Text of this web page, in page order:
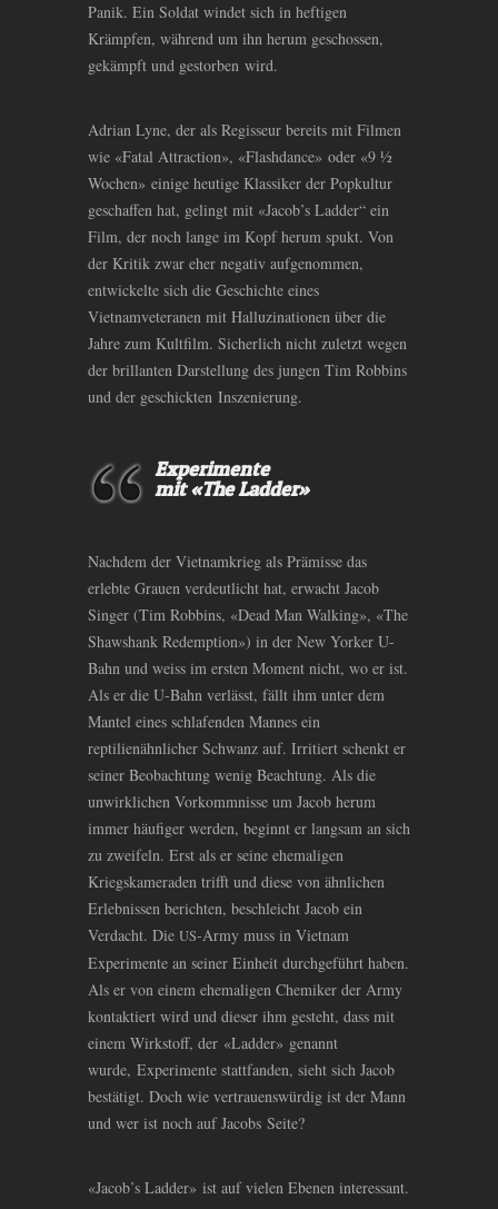
Panik. Ein Soldat windet sich in heftigen
Krämpfen, während um ihn herum geschossen,
gekämpft und gestorben wird.
Adrian Lyne, der als Regisseur bereits mit Filmen
wie «Fatal Attraction», «Flashdance» oder «9 ½
Wochen» einige heutige Klassiker der Popkultur
geschaffen hat, gelingt mit «Jacob’s Ladder“ ein
Film, der noch lange im Kopf herum spukt. Von
der Kritik zwar eher negativ aufgenommen,
entwickelte sich die Geschichte eines
Vietnamveteranen mit Halluzinationen über die
Jahre zum Kultfilm. Sicherlich nicht zuletzt wegen
der brillanten Darstellung des jungen Tim Robbins
und der geschickten Inszenierung.
Experimente
mit «The Ladder»
Nachdem der Vietnamkrieg als Prämisse das
erlebte Grauen verdeutlicht hat, erwacht Jacob
Singer (Tim Robbins, «Dead Man Walking», «The
Shawshank Redemption») in der New Yorker U-
Bahn und weiss im ersten Moment nicht, wo er ist.
Als er die U-Bahn verlässt, fällt ihm unter dem
Mantel eines schlafenden Mannes ein
reptilienähnlicher Schwanz auf. Irritiert schenkt er
seiner Beobachtung wenig Beachtung. Als die
unwirklichen Vorkommnisse um Jacob herum
immer häufiger werden, beginnt er langsam an sich
zu zweifeln. Erst als er seine ehemaligen
Kriegskameraden trifft und diese von ähnlichen
Erlebnissen berichten, beschleicht Jacob ein
Verdacht. Die US-Army muss in Vietnam
Experimente an seiner Einheit durchgeführt haben.
Als er von einem ehemaligen Chemiker der Army
kontaktiert wird und dieser ihm gesteht, dass mit
einem Wirkstoff, der «Ladder» genannt
wurde, Experimente stattfanden, sieht sich Jacob
bestätigt. Doch wie vertrauenswürdig ist der Mann
und wer ist noch auf Jacobs Seite?
«Jacob’s Ladder» ist auf vielen Ebenen interessant.